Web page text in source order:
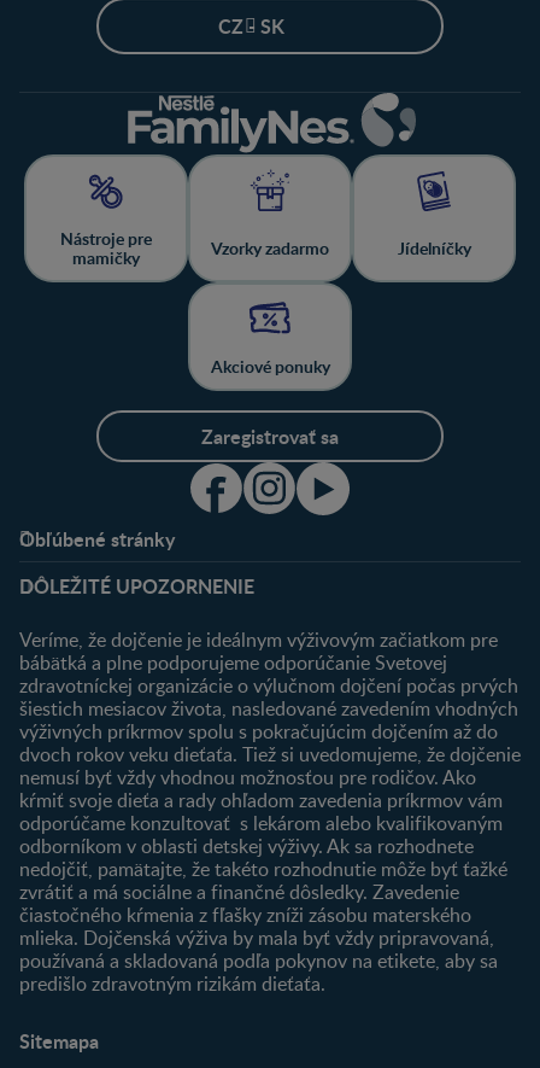
CZ - SK
Nástroje pre
mamičky
Vzorky zadarmo Jídelníčky
Akciové ponuky
Zaregistrovať sa
Obľúbené stránky
Výhody členstva
Môj účet
Registrácia
Newsletter
Prihlásenie
Produkty
Nájsť produkt
DÔLEŽITÉ UPOZORNENIE
Veríme, že dojčenie je ideálnym výživovým začiatkom pre
bábätká a plne podporujeme odporúčanie Svetovej
zdravotníckej organizácie o výlučnom dojčení počas prvých
šiestich mesiacov života, nasledované zavedením vhodných
výživných príkrmov spolu s pokračujúcim dojčením až do
dvoch rokov veku dieťaťa. Tiež si uvedomujeme, že dojčenie
nemusí byť vždy vhodnou možnosťou pre rodičov. Ako
kŕmiť svoje dieťa a rady ohľadom zavedenia príkrmov vám
odporúčame konzultovať s lekárom alebo kvalifikovaným
odborníkom v oblasti detskej výživy. Ak sa rozhodnete
nedojčiť, pamätajte, že takéto rozhodnutie môže byť ťažké
zvrátiť a má sociálne a finančné dôsledky. Zavedenie
čiastočného kŕmenia z fľašky zníži zásobu materského
mlieka. Dojčenská výživa by mala byť vždy pripravovaná,
používaná a skladovaná podľa pokynov na etikete, aby sa
predišlo zdravotným rizikám dieťaťa.
Sitemapa